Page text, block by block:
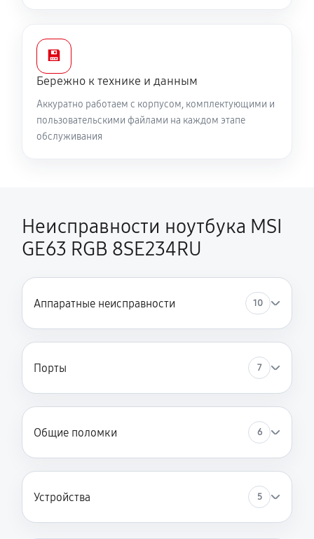
💾
Бережно к технике и данным
Аккуратно работаем с корпусом, комплектующими и
пользовательскими файлами на каждом этапе
обслуживания
Неисправности ноутбука MSI
GE63 RGB 8SE234RU
Аппаратные неисправности 10
Порты 7
Общие поломки 6
Устройства 5